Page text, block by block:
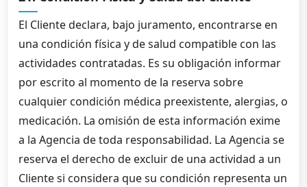
El Cliente declara, bajo juramento, encontrarse en
una condición física y de salud compatible con las
actividades contratadas. Es su obligación informar
por escrito al momento de la reserva sobre
cualquier condición médica preexistente, alergias, o
medicación. La omisión de esta información exime
a la Agencia de toda responsabilidad. La Agencia se
reserva el derecho de excluir de una actividad a un
Cliente si considera que su condición representa un